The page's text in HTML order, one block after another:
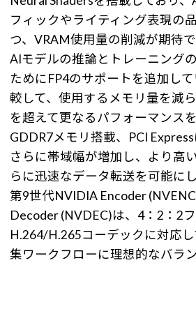
フィックやライティング表現の
つ、VRAM使用量の削減が期待で
AIモデルの推論とトレーニング
ためにFP4のサポートを追加し
較して、使用するメモリ量を減
を超えて更なるパフォーマンスを
GDDR7メモリ搭載、PCI
さらに帯域幅が増加し、より高
らに迅速なデータ転送を可能にし
第9世代NVIDIA Encoder
Decoder (NVDEC)は、4：2：2
H.264/H.265コーデックに対応
集ワークフローに理想的なバラ